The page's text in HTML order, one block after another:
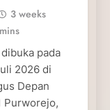
3 weeks
pada
2026 di
Depan
Purworejo,